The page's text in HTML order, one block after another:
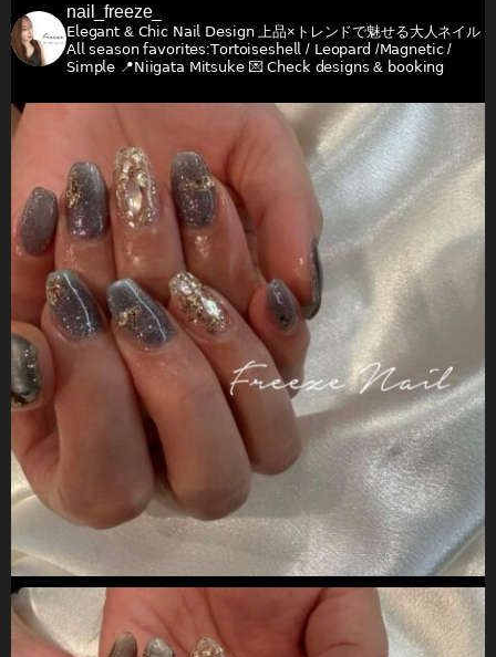
nail_freeze_
𝖤𝗅𝖾𝗀𝖺𝗇𝗍 & 𝖢𝗁𝗂𝖼 𝖭𝖺𝗂𝗅 𝖣𝖾𝗌𝗂𝗀𝗇上品×トレンドで魅せる大人ネイル
𝖠𝗅𝗅 𝗌𝖾𝖺𝗌𝗈𝗇 𝖿𝖺𝗏𝗈𝗋𝗂𝗍𝖾𝗌:𝖳𝗈𝗋𝗍𝗈𝗂𝗌𝖾𝗌𝗁𝖾𝗅𝗅 / 𝖫𝖾𝗈𝗉𝖺𝗋𝖽 /𝖬𝖺𝗀𝗇𝖾𝗍𝗂𝖼 /
𝖲𝗂𝗆𝗉𝗅𝖾 📍𝖭𝗂𝗂𝗀𝖺𝗍𝖺 𝖬𝗂𝗍𝗌𝗎𝗄𝖾💌 𝖢𝗁𝖾𝖼𝗄 𝖽𝖾𝗌𝗂𝗀𝗇𝗌 & 𝖻𝗈𝗈𝗄𝗂𝗇𝗀